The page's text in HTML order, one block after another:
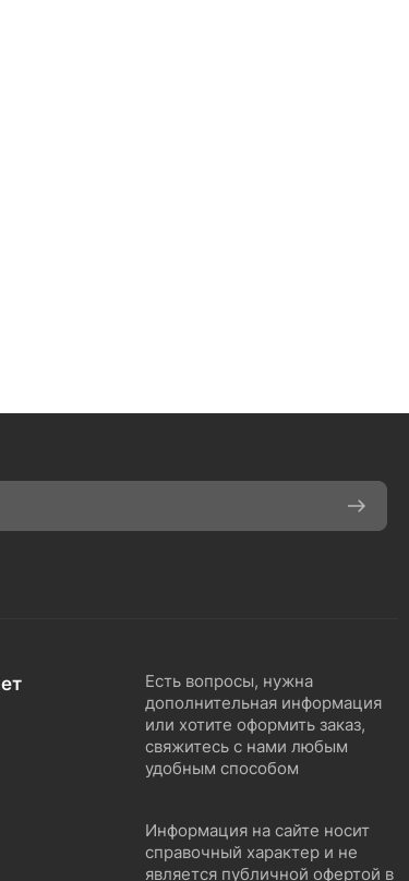
Есть вопросы, нужна
дополнительная информация
или хотите оформить заказ,
свяжитесь с нами любым
удобным способом
Информация на сайте носит
справочный характер и не
является публичной офертой в